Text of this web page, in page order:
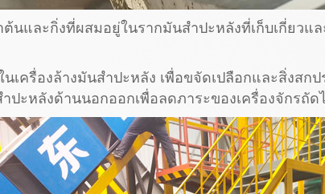
นและกิ่งที่ผสมอยู่ในรากมันสำปะหลังที่เก็บเกี่ยวแ
เครื่องล้างมันสำปะหลัง เพื่อขจัดเปลือกและสิ่งส
ปะหลังด้านนอกออกเพื่อลดภาระของเครื่องจักรถัด